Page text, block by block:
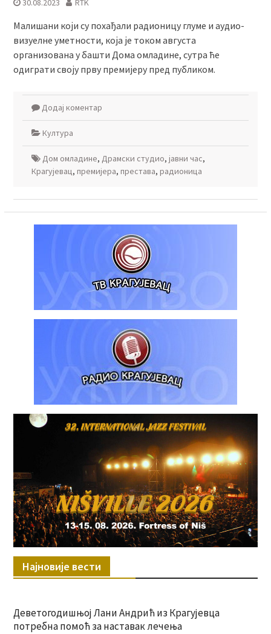
30.08.2023 RTK
Малишани који су похађали радионицу глуме и аудио-
визуелне уметности, која је током августа
организована у башти Дома омладине, сутра ће
одиграти своју прву премијеру пред публиком.
Додај коментар
Култура
Дом омладине, Драмски студио, јавни час,
Крагујевац, премијера, престава, радионица
Најновије вести
Деветогодишњој Лани Андрић из Крагујевца
потребна помоћ за наставак лечења